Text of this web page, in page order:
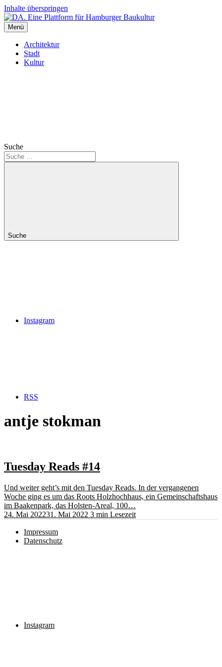
Inhalte überspringen
DA. Eine Plattform für Hamburger Baukultur
Menü
Architektur
Stadt
Kultur
Suche
Suche
Instagram
RSS
antje stokman
Tuesday Reads #14
Und weiter geht’s mit den Tuesday Reads. In der vergangenen
Woche ging es um das Roots Holzhochhaus, ein Gemeinschaftshaus
im Baakenpark, das Holsten-Areal, 100…
24. Mai 202231. Mai 2022 3 min Lesezeit
Impressum
Datenschutz
Instagram